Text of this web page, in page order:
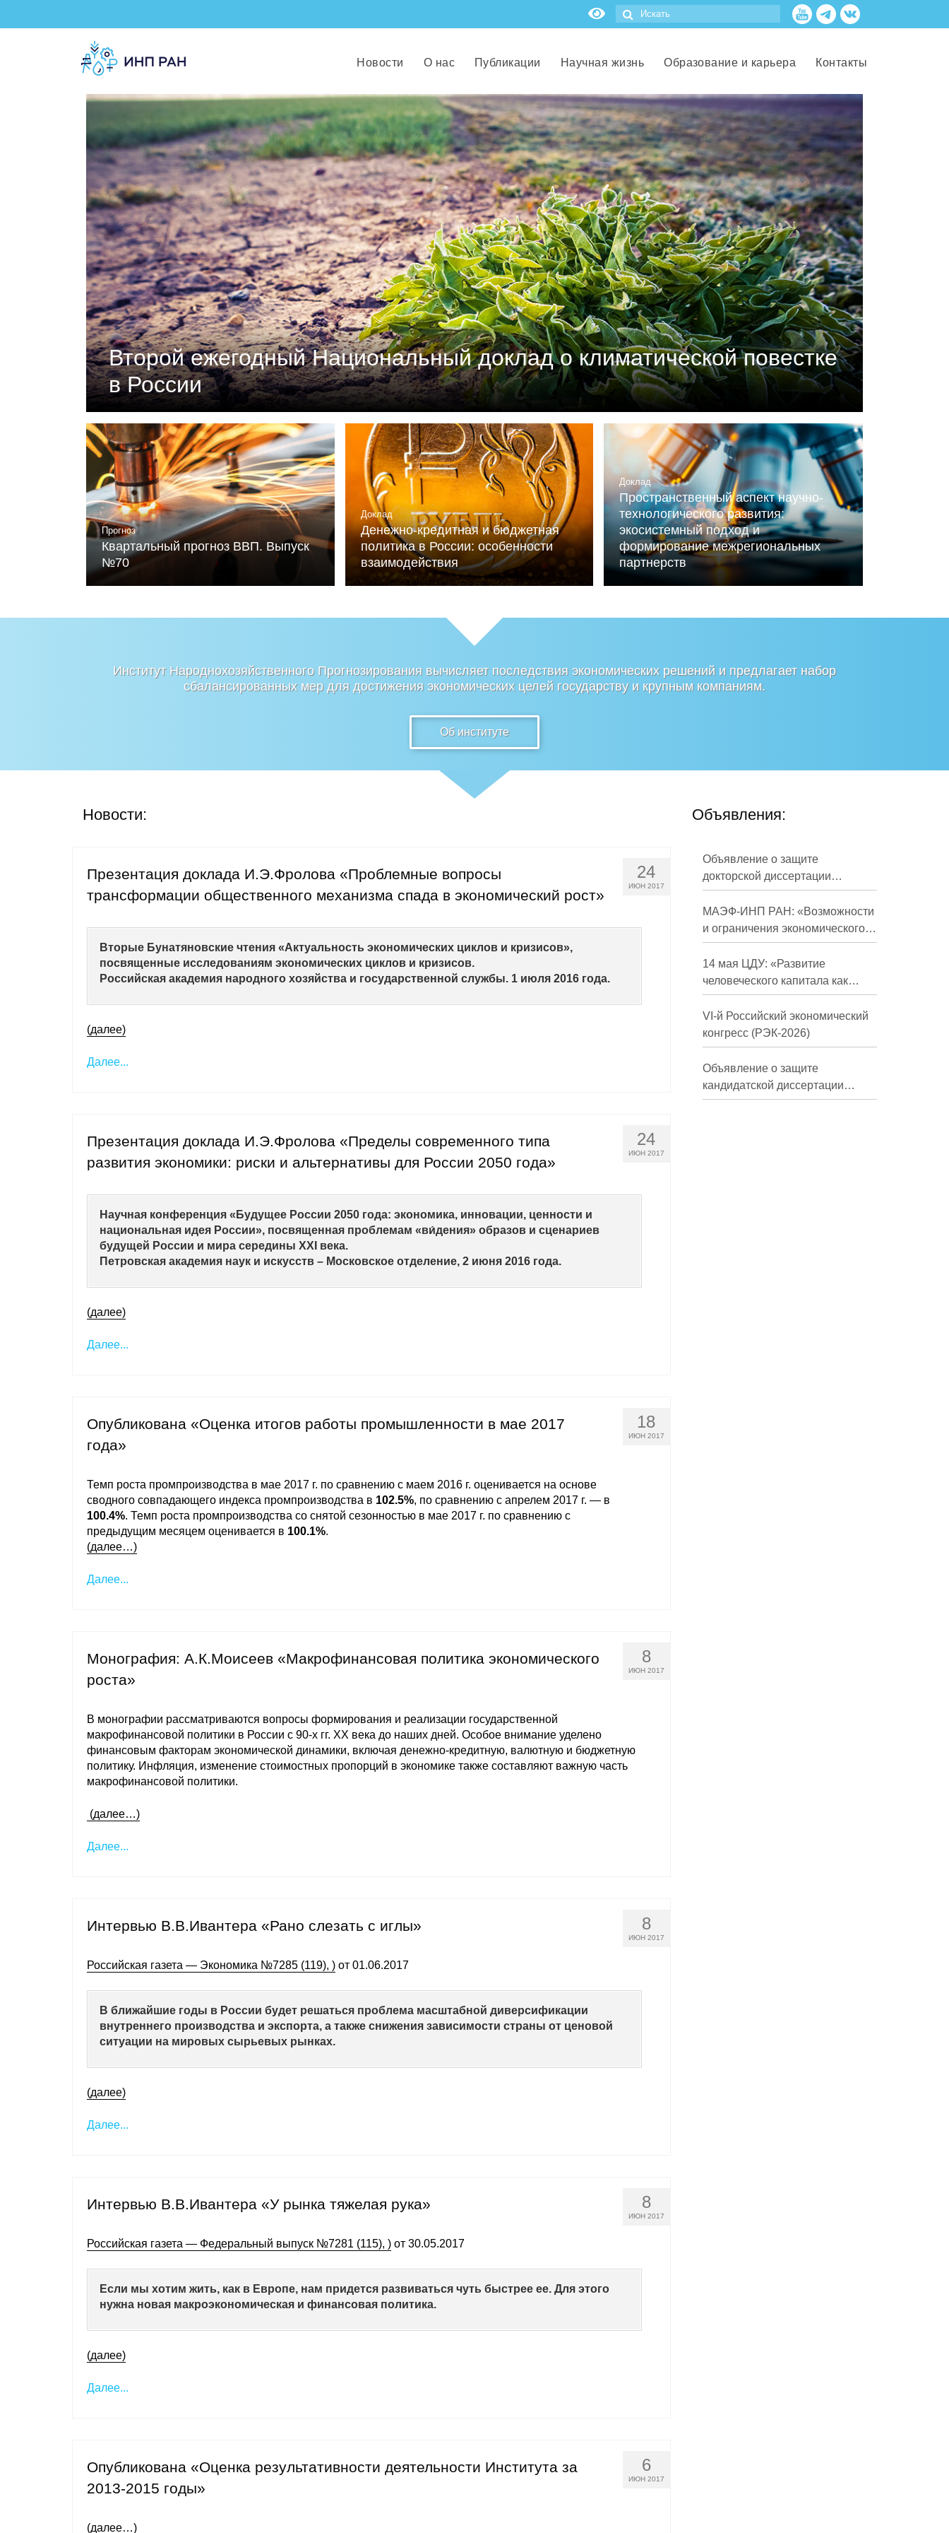
Новости О нас Публикации Научная жизнь Образование и карьера Контакты
Второй ежегодный Национальный доклад о климатической повестке
в России
Документ подготовлен Российским союзом промышленников и предпринимателей (РСПП) совместно с центром
«Климатическая политика и экономика России» (при ИНП РАН) при участии Национального Альянса по вопросам
устойчивого развития и Фонда Мельниченко.
Читать
Прогноз
Квартальный прогноз ВВП. Выпуск
№70
Доклад
Денежно-кредитная и бюджетная
политика в России: особенности
взаимодействия
Доклад
Пространственный аспект научно-
технологического развития:
экосистемный подход и
формирование межрегиональных
партнерств
Институт Народнохозяйственного Прогнозирования вычисляет последствия экономических решений и предлагает набор
сбалансированных мер для достижения экономических целей государству и крупным компаниям.
Об институте
Новости:
24
ИЮН 2017
Презентация доклада И.Э.Фролова «Проблемные вопросы
трансформации общественного механизма спада в экономический рост»
Вторые Бунатяновские чтения «Актуальность экономических циклов и кризисов»,
посвященные исследованиям экономических циклов и кризисов.
Российская академия народного хозяйства и государственной службы. 1 июля 2016 года.
(далее)
Далее...
24
ИЮН 2017
Презентация доклада И.Э.Фролова «Пределы современного типа
развития экономики: риски и альтернативы для России 2050 года»
Научная конференция «Будущее России 2050 года: экономика, инновации, ценности и
национальная идея России», посвященная проблемам «ви́дения» образов и сценариев
будущей России и мира середины XXI века.
Петровская академия наук и искусств – Московское отделение, 2 июня 2016 года.
(далее)
Далее...
18
ИЮН 2017
Опубликована «Оценка итогов работы промышленности в мае 2017
года»
Темп роста промпроизводства в мае 2017 г. по сравнению с маем 2016 г. оценивается на основе
сводного совпадающего индекса промпроизводства в 102.5%, по сравнению с апрелем 2017 г. — в
100.4%. Темп роста промпроизводства со снятой сезонностью в мае 2017 г. по сравнению с
предыдущим месяцем оценивается в 100.1%.
(далее…)
Далее...
8
ИЮН 2017
Монография: А.К.Моисеев «Макрофинансовая политика экономического
роста»
В монографии рассматриваются вопросы формирования и реализации государственной
макрофинансовой политики в России с 90-х гг. ХХ века до наших дней. Особое внимание уделено
финансовым факторам экономической динамики, включая денежно-кредитную, валютную и бюджетную
политику. Инфляция, изменение стоимостных пропорций в экономике также составляют важную часть
макрофинансовой политики.
(далее…)
Далее...
8
ИЮН 2017
Интервью В.В.Ивантера «Рано слезать с иглы»
Российская газета — Экономика №7285 (119), ) от 01.06.2017
В ближайшие годы в России будет решаться проблема масштабной диверсификации
внутреннего производства и экспорта, а также снижения зависимости страны от ценовой
ситуации на мировых сырьевых рынках.
(далее)
Далее...
8
ИЮН 2017
Интервью В.В.Ивантера «У рынка тяжелая рука»
Российская газета — Федеральный выпуск №7281 (115), ) от 30.05.2017
Если мы хотим жить, как в Европе, нам придется развиваться чуть быстрее ее. Для этого
нужна новая макроэкономическая и финансовая политика.
(далее)
Далее...
6
ИЮН 2017
Опубликована «Оценка результативности деятельности Института за
2013-2015 годы»
(далее…)
Объявления:
Объявление о защите
докторской диссертации
Кузнецова Михаила
Евгеньевича
МАЭФ-ИНП РАН: «Возможности
и ограничения экономического
развития России в средне- и
долгосрочной перспективе»
14 мая ЦДУ: «Развитие
человеческого капитала как
фактор экономического роста»
VI-й Российский экономический
конгресс (РЭК-2026)
Объявление о защите
кандидатской диссертации
Трындиной Николь Сергеевны